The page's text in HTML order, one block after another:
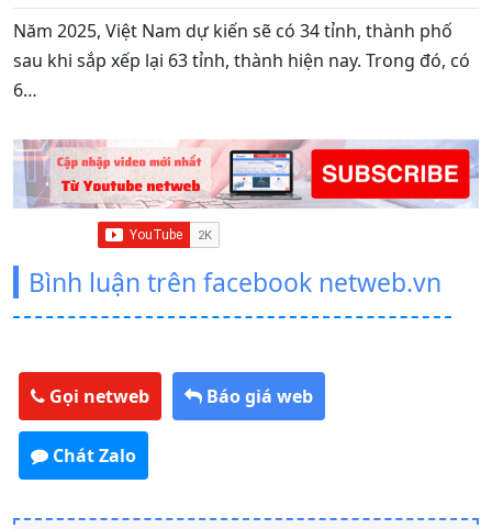
Năm 2025, Việt Nam dự kiến sẽ có 34 tỉnh, thành phố
sau khi sắp xếp lại 63 tỉnh, thành hiện nay. Trong đó, có
6…
Bình luận trên facebook netweb.vn
Gọi netweb Báo giá web
Chát Zalo